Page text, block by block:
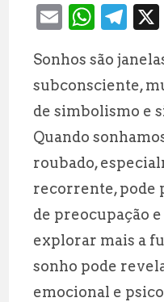
E
ai
l
W
at
s
A
p
p
T
e
g
r
a
m
Sonhos são
subconsciente,
de simbolismo e
Quando
roubado,
recorrente, pode
de preocupação
explorar mais a
sonho pode
emocional e